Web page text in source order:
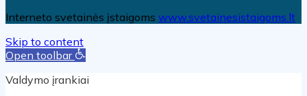
Interneto svetainės įstaigoms www.svetainesistaigoms.lt
Skip to content
Open toolbar
Valdymo įrankiai